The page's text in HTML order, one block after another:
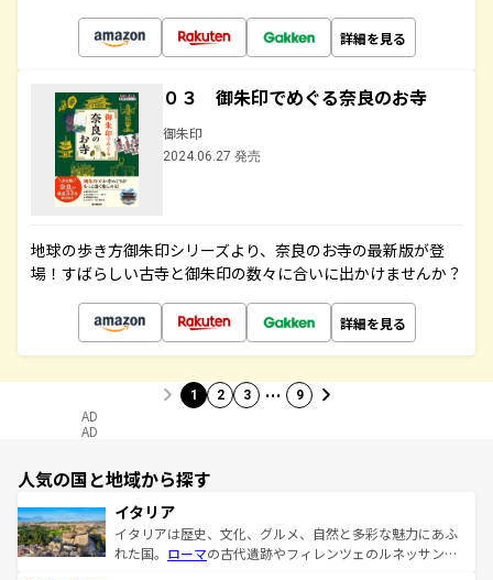
詳細を見る
０３ 御朱印でめぐる奈良のお寺
御朱印
2024.06.27 発売
地球の歩き方御朱印シリーズより、奈良のお寺の最新版が登
場！すばらしい古寺と御朱印の数々に合いに出かけませんか？
詳細を見る
1 2 3 … 9
AD
AD
人気の国と地域から探す
イタリア
イタリアは歴史、文化、グルメ、自然と多彩な魅力にあふ
れた国。 ローマの古代遺跡やフィレンツェのルネッサンス